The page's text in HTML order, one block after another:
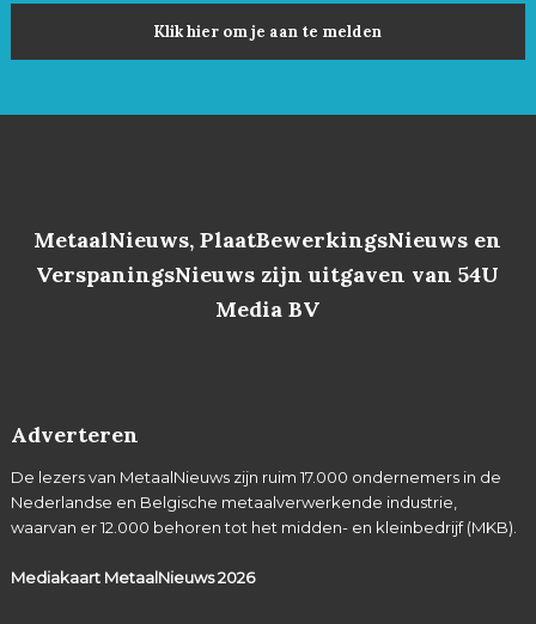
Klik hier om je aan te melden
MetaalNieuws, PlaatBewerkingsNieuws en
VerspaningsNieuws zijn uitgaven van 54U
Media BV
Adverteren
De lezers van MetaalNieuws zijn ruim 17.000 ondernemers in de
Nederlandse en Belgische metaalverwerkende industrie,
waarvan er 12.000 behoren tot het midden- en kleinbedrijf (MKB).
Mediakaart MetaalNieuws2026